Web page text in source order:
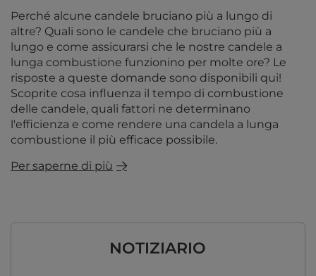
Perché alcune candele bruciano più a lungo di
altre? Quali sono le candele che bruciano più a
lungo e come assicurarsi che le nostre candele a
lunga combustione funzionino per molte ore? Le
risposte a queste domande sono disponibili qui!
Scoprite cosa influenza il tempo di combustione
delle candele, quali fattori ne determinano
l'efficienza e come rendere una candela a lunga
combustione il più efficace possibile.
Per saperne di più
NOTIZIARIO